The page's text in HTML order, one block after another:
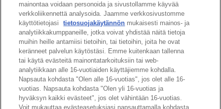
Lisää
Sivun ylös
mainontaa voidaan personoida ja sivustollamme käyvää
verkkoliikennettä analysoida. Jaamme verkkosivustomme
käyttötietojasi
tietosuojakäytännön mukaisesti mainos- ja
analytiikkakumppaneille, jotka voivat yhdistää näitä tietoja
muihin heille antamiisi tietoihin, tai tietoihin, joita he ovat
keränneet palvelun käytöstäsi. Emme kuitenkaan tallenna
tai käytä evästeitä mainontatarkoituksiin tai web-
analytiikkaan alle 16-vuotiaiden käyttäjiemme kohdalla.
Napsauta kohdasta "Olen alle 16-vuotias", jos olet alle 16-
vuotias. Napsauta kohdasta "Olen yli 16-vuotias ja
hyväksyn kaikki evästeet", jos olet vähintään 16-vuotias.
Voit mukauttaa evästeasetuksiasi napsauttamalla kohdasta